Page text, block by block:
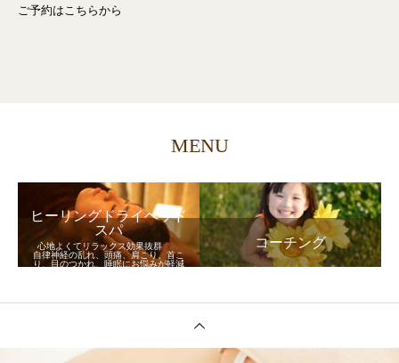
ご予約はこちらから
MENU
ヒーリングドライヘッド
スパ
心地よくてリラックス効果抜群
自律神経の乱れ、頭痛、肩こり、首こ
り、目のつかれ、睡眠にお悩みが軽減
コーチング